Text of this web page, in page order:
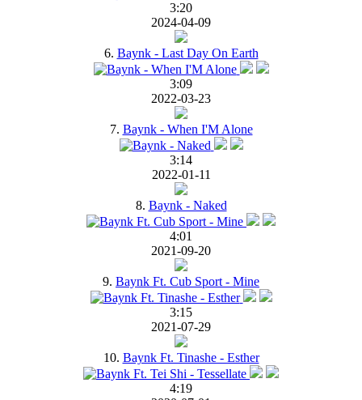
3:20
2024-04-09
6. Baynk - Last Day On Earth
3:09
2022-03-23
7. Baynk - When I'M Alone
3:14
2022-01-11
8. Baynk - Naked
4:01
2021-09-20
9. Baynk Ft. Cub Sport - Mine
3:15
2021-07-29
10. Baynk Ft. Tinashe - Esther
4:19